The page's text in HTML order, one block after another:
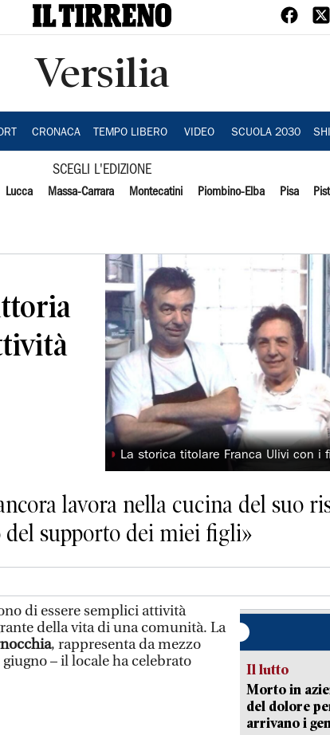
Versilia
CRONACA TEMPO LIBERO VIDEO SCUOLA 2030
SCEGLI L'EDIZIONE
Lucca Massa-Carrara Montecatini Piombino-Elba Pisa
◗ La storica titolare Franca Ulivi con i
lavora nella cucina del suo
supporto dei miei figli»
di essere semplici attività
della vita di una comunità. La
, rappresenta da mezzo
– il locale ha celebrato
Il lutto
Morto in
del dolore
arrivano i